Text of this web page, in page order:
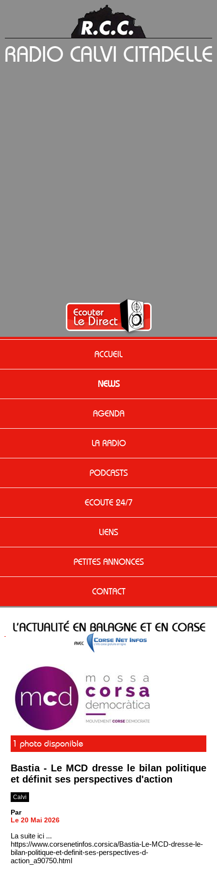
ACCUEIL
NEWS
AGENDA
LA RADIO
PODCASTS
ECOUTE 24/7
LIENS
PETITES ANNONCES
CONTACT
1 photo disponible
Bastia - Le MCD dresse le bilan politique
et définit ses perspectives d'action
Calvi
Par
Le 20 Mai 2026
La suite ici ...
https://www.corsenetinfos.corsica/Bastia-Le-MCD-dresse-le-
bilan-politique-et-definit-ses-perspectives-d-
action_a90750.html